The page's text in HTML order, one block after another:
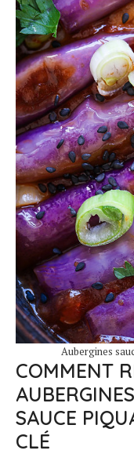
Aubergines
COMMENT
SAUCE
CLÉ